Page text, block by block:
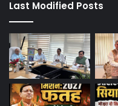
Last Modified Posts